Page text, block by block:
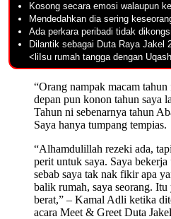
Kosong secara emosi walaupun
Mendedahkan dia sering
Ada perkara peribadi tidak
Dilantik sebagai Duta Raya Jakel
<liIsu rumah tangga dengan
“Orang nampak macam
depan pun konon tahun saya
Tahun ni sebenarnya tahun
Saya hanya tumpang tempias.
“Alhamdulillah rezeki ada,
perit untuk saya. Saya
sebab saya tak nak fikir apa
balik rumah, saya seorang. Itu
berat,” – Kamal Adli ketika
acara Meet & Greet Duta